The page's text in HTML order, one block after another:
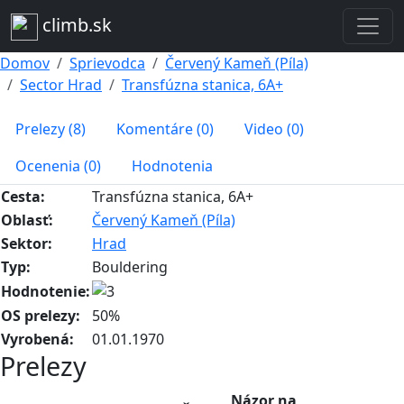
climb.sk
Domov Sprievodca
Červený Kameň (Píla)
Sector Hrad
Transfúzna stanica, 6A+
Prelezy (8) Komentáre (0)
Video (0)
Ocenenia (0)
Hodnotenia
Cesta:
Transfúzna stanica, 6A+
Oblasť:
Červený Kameň (Píla)
Sektor:
Hrad
Typ:
Bouldering
Hodnotenie:
OS prelezy:
50%
Vyrobená:
01.01.1970
Prelezy